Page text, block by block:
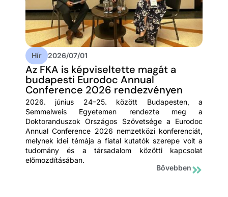
Hír 2026/07/01
Az FKA is képviseltette magát a
budapesti Eurodoc Annual
Conference 2026 rendezvényen
2026. június 24–25. között Budapesten, a
Semmelweis Egyetemen rendezte meg a
Doktoranduszok Országos Szövetsége a Eurodoc
Annual Conference 2026 nemzetközi konferenciát,
melynek idei témája a fiatal kutatók szerepe volt a
tudomány és a társadalom közötti kapcsolat
előmozdításában.
Bővebben